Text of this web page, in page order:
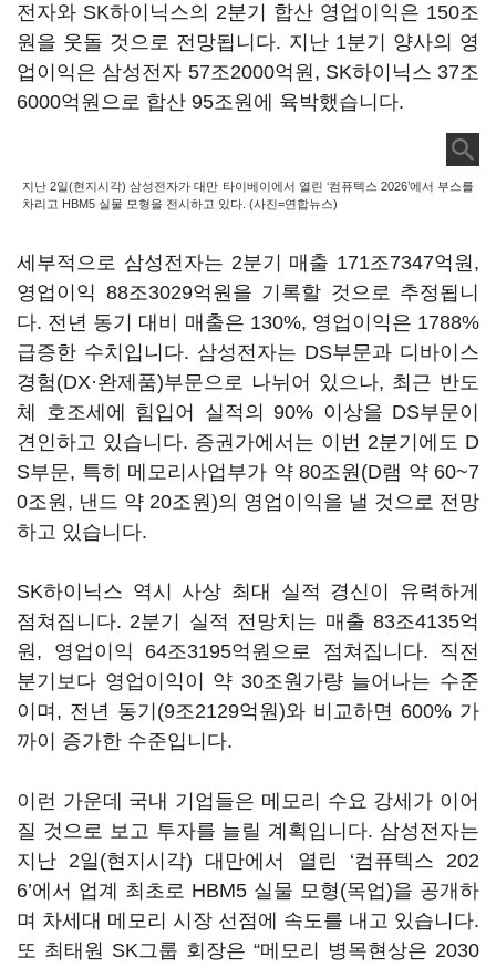
전자와 SK하이닉스의 2분기 합산 영업이익은 150조
원을 웃돌 것으로 전망됩니다. 지난 1분기 양사의 영
업이익은 삼성전자 57조2000억원, SK하이닉스 37조
6000억원으로 합산 95조원에 육박했습니다.
지난 2일(현지시각) 삼성전자가 대만 타이베이에서 열린 ‘컴퓨텍스 2026’에서 부스를
차리고 HBM5 실물 모형을 전시하고 있다. (사진=연합뉴스)
세부적으로 삼성전자는 2분기 매출 171조7347억원,
영업이익 88조3029억원을 기록할 것으로 추정됩니
다. 전년 동기 대비 매출은 130%, 영업이익은 1788%
급증한 수치입니다. 삼성전자는 DS부문과 디바이스
경험(DX·완제품)부문으로 나뉘어 있으나, 최근 반도
체 호조세에 힘입어 실적의 90% 이상을 DS부문이
견인하고 있습니다. 증권가에서는 이번 2분기에도 D
S부문, 특히 메모리사업부가 약 80조원(D램 약 60~7
0조원, 낸드 약 20조원)의 영업이익을 낼 것으로 전망
하고 있습니다.
SK하이닉스 역시 사상 최대 실적 경신이 유력하게
점쳐집니다. 2분기 실적 전망치는 매출 83조4135억
원, 영업이익 64조3195억원으로 점쳐집니다. 직전
분기보다 영업이익이 약 30조원가량 늘어나는 수준
이며, 전년 동기(9조2129억원)와 비교하면 600% 가
까이 증가한 수준입니다.
이런 가운데 국내 기업들은 메모리 수요 강세가 이어
질 것으로 보고 투자를 늘릴 계획입니다. 삼성전자는
지난 2일(현지시각) 대만에서 열린 ‘컴퓨텍스 202
6’에서 업계 최초로 HBM5 실물 모형(목업)을 공개하
며 차세대 메모리 시장 선점에 속도를 내고 있습니다.
또 최태원 SK그룹 회장은 “메모리 병목현상은 2030